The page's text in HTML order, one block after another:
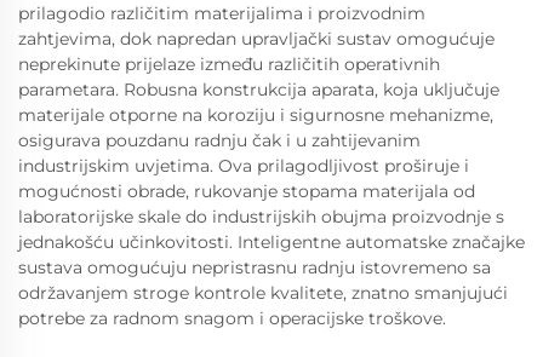
prilagodio različitim materijalima i proizvodnim
zahtjevima, dok napredan upravljački sustav omogućuje
neprekinute prijelaze između različitih operativnih
parametara. Robusna konstrukcija aparata, koja uključuje
materijale otporne na koroziju i sigurnosne mehanizme,
osigurava pouzdanu radnju čak i u zahtijevanim
industrijskim uvjetima. Ova prilagodljivost proširuje i
mogućnosti obrade, rukovanje stopama materijala od
laboratorijske skale do industrijskih obujma proizvodnje s
jednakošću učinkovitosti. Inteligentne automatske značajke
sustava omogućuju nepristrasnu radnju istovremeno sa
održavanjem stroge kontrole kvalitete, znatno smanjujući
potrebe za radnom snagom i operacijske troškove.